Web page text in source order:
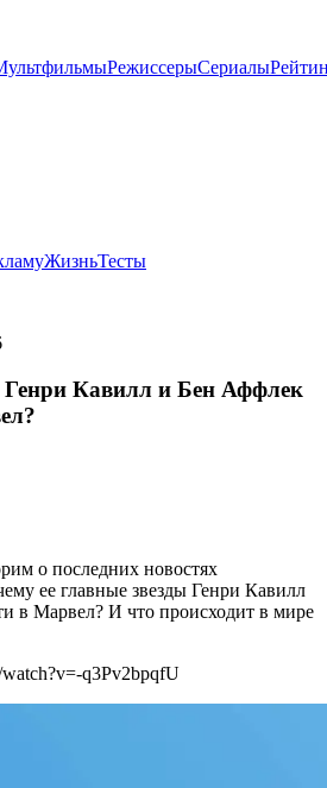
РежиссерыСериалы
ЖизньТесты
Генри Кавилл и Бен Аффлек
о последних новостях
ее главные звезды Генри Кавилл
в Марвел? И что происходит в мире
q3Pv2bpqfU